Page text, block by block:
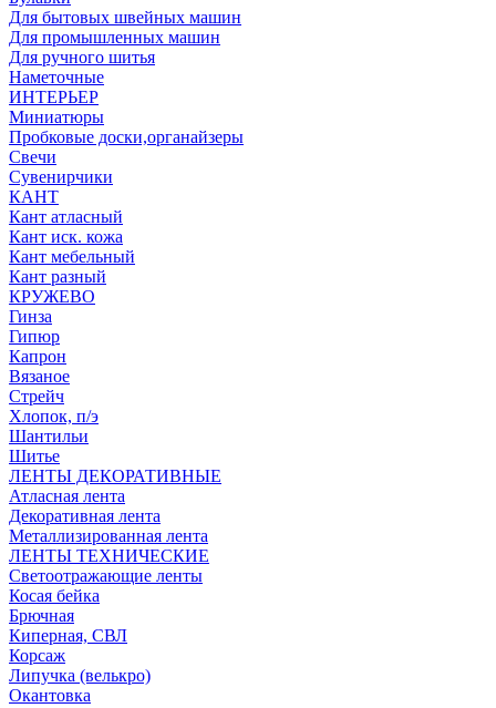
Для бытовых швейных машин
Для промышленных машин
Для ручного шитья
Наметочные
ИНТЕРЬЕР
Миниатюры
Пробковые доски,органайзеры
Свечи
Сувенирчики
КАНТ
Кант атласный
Кант иск. кожа
Кант мебельный
Кант разный
КРУЖЕВО
Гинза
Гипюр
Капрон
Вязаное
Стрейч
Хлопок, п/э
Шантильи
Шитье
ЛЕНТЫ ДЕКОРАТИВНЫЕ
Атласная лента
Декоративная лента
Металлизированная лента
ЛЕНТЫ ТЕХНИЧЕСКИЕ
Светоотражающие ленты
Косая бейка
Брючная
Киперная, СВЛ
Корсаж
Липучка (велькро)
Окантовка